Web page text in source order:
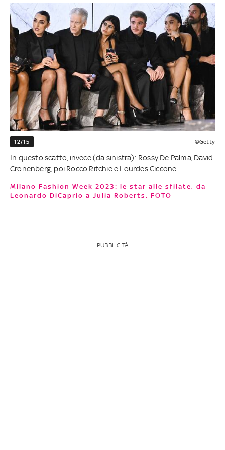
12/15 ©Getty
In questo scatto, invece (da sinistra): Rossy De Palma, David
Cronenberg, poi Rocco Ritchie e Lourdes Ciccone
Milano Fashion Week 2023: le star alle sfilate, da
Leonardo DiCaprio a Julia Roberts. FOTO
PUBBLICITÀ